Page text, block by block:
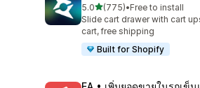
5.0เต็ม 5 ดาว
(775)
ทั้งหมด 775 รีวิว
•Free to install
Slide cart drawer with cart
cart, free shipping
Built for Shopify